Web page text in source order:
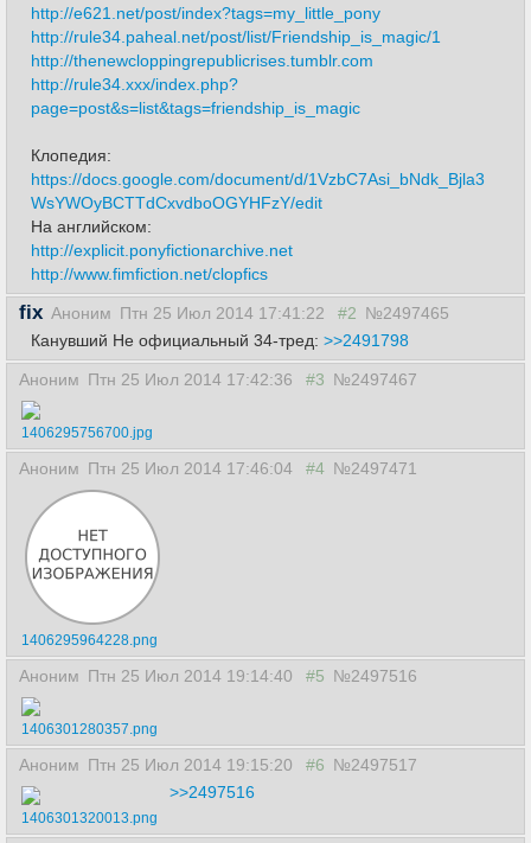
http://e621.net/post/index?tags=my_little_pony
http://rule34.paheal.net/post/list/Friendship_is_magic/1
http://thenewcloppingrepublicrises.tumblr.com
http://rule34.xxx/index.php?
page=post&s=list&tags=friendship_is_magic
Клопедия:
https://docs.google.com/document/d/1VzbC7Asi_bNdk_Bjla3
WsYWOyBCTTdCxvdboOGYHFzY/edit
На английском:
http://explicit.ponyfictionarchive.net
http://www.fimfiction.net/clopfics
fix Аноним Птн 25 Июл 2014 17:41:22 #2 №2497465
Канувший Не официальный 34-тред: >>2491798
Аноним Птн 25 Июл 2014 17:42:36 #3 №2497467
1406295756700.jpg
Аноним Птн 25 Июл 2014 17:46:04 #4 №2497471
1406295964228.png
Аноним Птн 25 Июл 2014 19:14:40 #5 №2497516
1406301280357.png
Аноним Птн 25 Июл 2014 19:15:20 #6 №2497517
1406301320013.png
>>2497516